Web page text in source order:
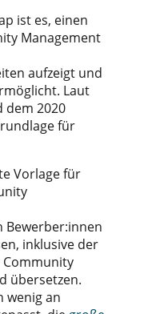
ist es, einen
Management
aufzeigt und
Laut
dem 2020
für
Vorlage für
Bewerber:innen
inklusive der
übersetzen.
wenig an